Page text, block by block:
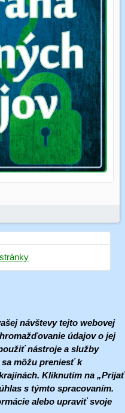
návštevy tejto webovej
údajov o jej
nástroje a služby
môžu preniesť k
Kliknutím na „Prijať
s týmto spracovaním.
alebo upraviť svoje